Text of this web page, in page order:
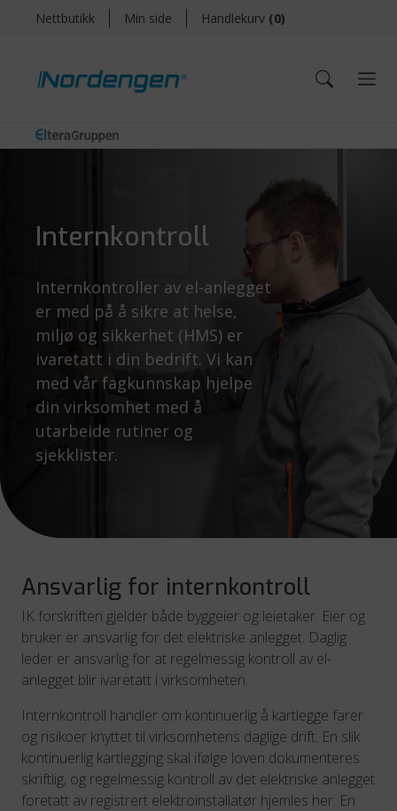
Nettbutikk Min side Handlekurv (0)
Internkontroll
Internkontroller av el-anlegget
er med på å sikre at helse,
miljø og sikkerhet (HMS) er
ivaretatt i din bedrift. Vi kan
med vår fagkunnskap hjelpe
din virksomhet med å
utarbeide rutiner og
sjekklister.
Ansvarlig for internkontroll
IK forskriften gjelder både byggeier og leietaker. Eier og
bruker er ansvarlig for det elektriske anlegget. Daglig
leder er ansvarlig for at regelmessig kontroll av el-
anlegget blir ivaretatt i virksomheten.
Internkontroll handler om kontinuerlig å kartlegge farer
og risikoer knyttet til virksomhetens daglige drift. En slik
kontinuerlig kartlegging skal ifølge loven dokumenteres
skriftlig, og regelmessig kontroll av det elektriske anlegget
foretatt av registrert elektroinstallatør hjemles her. En